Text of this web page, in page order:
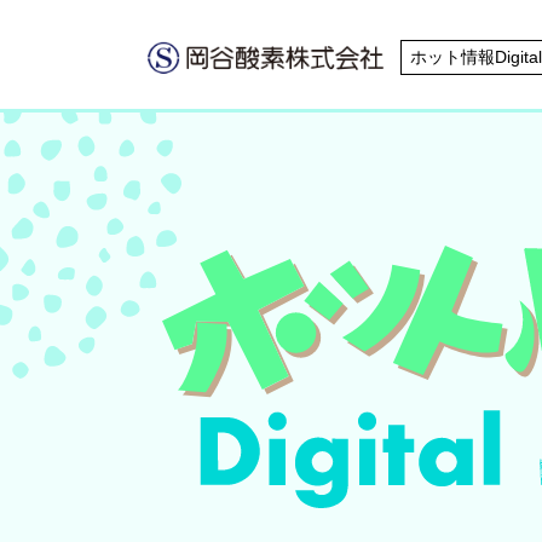
ホット情報Digital